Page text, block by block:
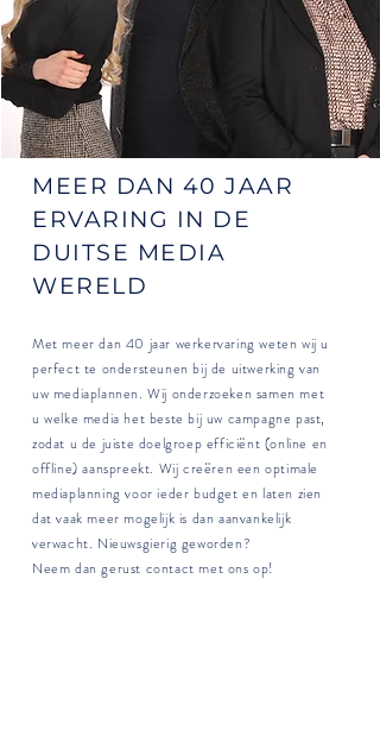
MEER DAN 40 JAAR
ERVARING IN DE
DUITSE MEDIA
WERELD
Met meer dan 40 jaar werkervaring weten wij u
perfect te ondersteunen bij de uitwerking van
uw mediaplannen. Wij onderzoeken samen met
u welke media het beste bij uw campagne past,
zodat u de juiste doelgroep efficiënt (online en
offline) aanspreekt. Wij creëren een optimale
mediaplanning voor ieder budget en laten zien
dat vaak meer mogelijk is dan aanvankelijk
verwacht. Nieuwsgierig geworden?
Neem dan gerust contact met ons op!